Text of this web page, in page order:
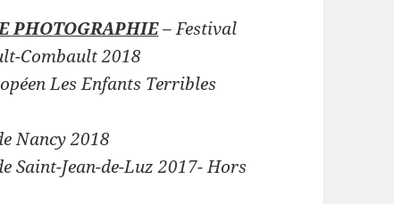
PHOTOGRAPHIE– Festival
Combault 2018
Les Enfants Terribles
Nancy 2018
Saint-Jean-de-Luz 2017- Hors